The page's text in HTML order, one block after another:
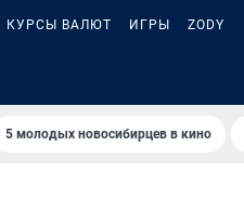
КУРСЫ ВАЛЮТ ИГРЫ ZODY
5 молодых новосибирцев в кино